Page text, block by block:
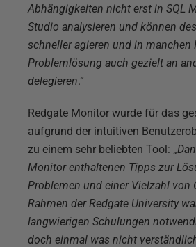
Abhängigkeiten nicht erst in SQL
Studio analysieren und können
schneller agieren und in manchen
Problemlösung auch gezielt an
delegieren.“
Redgate Monitor wurde für das
aufgrund der intuitiven
zu einem sehr beliebten Tool: „
Monitor enthaltenen Tipps zur
Problemen und einer Vielzahl von
Rahmen der Redgate University
langwierigen Schulungen
doch einmal was nicht